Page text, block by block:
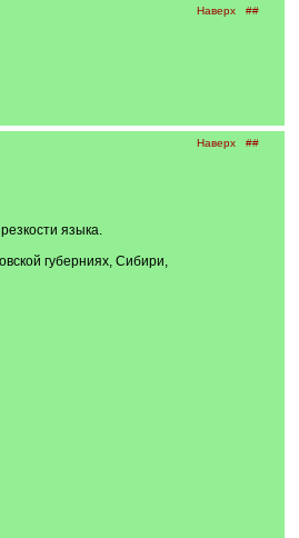
Наверх ##
Наверх ##
языка.
губерниях, Сибири,